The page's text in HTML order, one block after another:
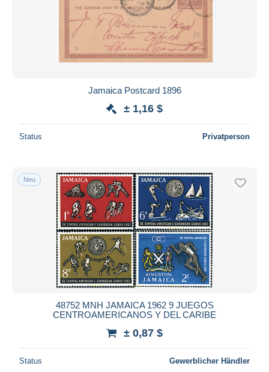
Jamaica Postcard 1896
± 1,16 $
Status Privatperson
Neu
48752 MNH JAMAICA 1962 9 JUEGOS
CENTROAMERICANOS Y DEL CARIBE
± 0,87 $
Status Gewerblicher Händler